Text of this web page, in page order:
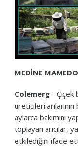
MEDİNE
Colemerg - Çiçek
üreticileri arılarının
aylarca bakımını
toplayan arıcılar,
etkilediğini ifade